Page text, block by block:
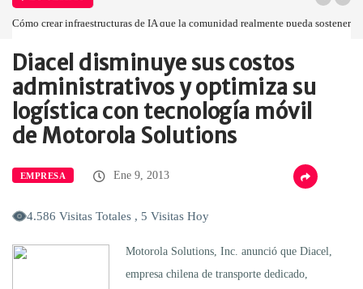
Cómo crear infraestructuras de IA que la comunidad realmente pueda sostener
Home Empresa Diacel disminuye sus…
Diacel disminuye sus costos
administrativos y optimiza su
logística con tecnología móvil
de Motorola Solutions
EMPRESA Ene 9, 2013
4.586 Visitas Totales , 5 Visitas Hoy
Motorola Solutions, Inc. anunció que Diacel,
empresa chilena de transporte dedicado,